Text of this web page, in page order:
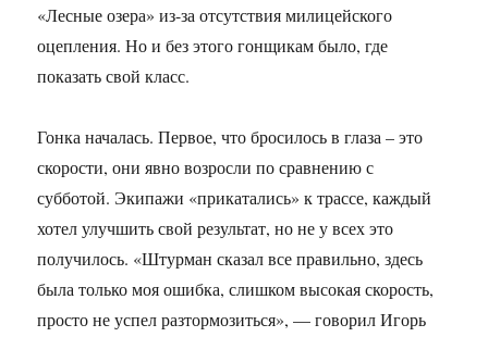
«Лесные озера» из-за отсутствия милицейского
оцепления. Но и без этого гонщикам было, где
показать свой класс.
Гонка началась. Первое, что бросилось в глаза – это
скорости, они явно возросли по сравнению с
субботой. Экипажи «прикатались» к трассе, каждый
хотел улучшить свой результат, но не у всех это
получилось. «Штурман сказал все правильно, здесь
была только моя ошибка, слишком высокая скорость,
просто не успел разтормозиться», — говорил Игорь